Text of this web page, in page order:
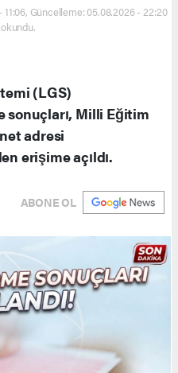
Güncelleme: 05.08.2026 - 22:20
(LGS)
sonuçları, Milli Eğitim
adresi
erişime açıldı.
ABONE OL